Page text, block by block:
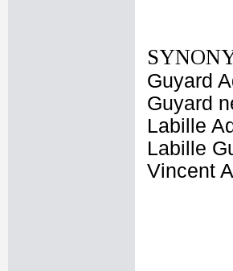
Guyard
Guyard
Labille
Labille
Vincent